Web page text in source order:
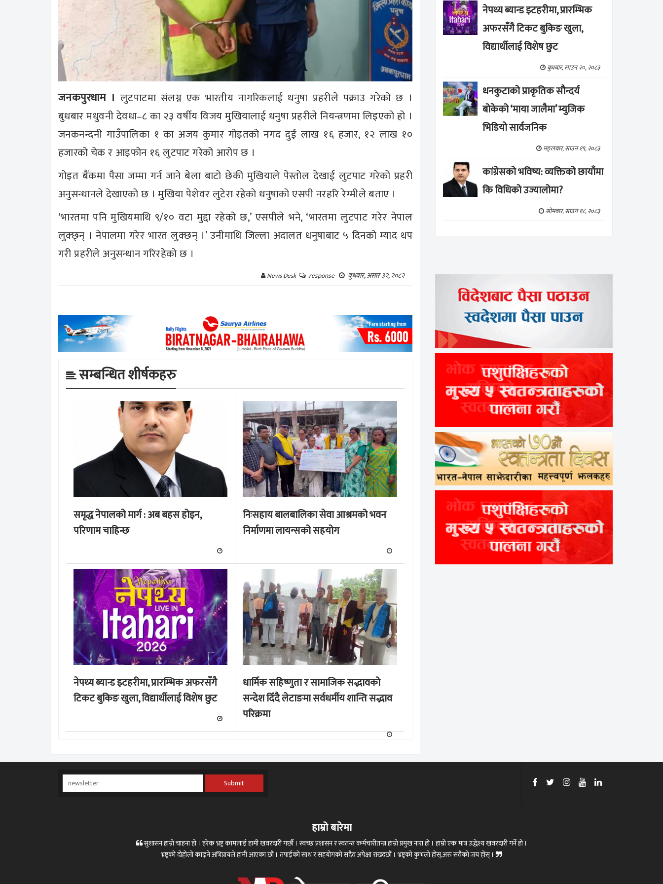
जनकपुरधाम । लुटपाटमा संलग्न एक भारतीय नागरिकलाई धनुषा प्रहरीले पक्राउ गरेको छ ।
बुधबार मधुवनी देवधा–८ का २३ वर्षीय विजय मुखियालाई धनुषा प्रहरीले नियन्त्रणमा लिइएको हो ।
जनकनन्दनी गाउँपालिका १ का अजय कुमार गोइतको नगद दुई लाख १६ हजार, १२ लाख १०
हजारको चेक र आइफोन १६ लुटपाट गरेको आरोप छ ।
गोइत बैंकमा पैसा जम्मा गर्न जाने बेला बाटो छेकी मुखियाले पेस्तोल देखाई लुटपाट गरेको प्रहरी
अनुसन्धानले देखाएको छ । मुखिया पेशेवर लुटेरा रहेको धनुषाको एसपी नरहरि रेग्मीले बताए ।
‘भारतमा पनि मुखियमाथि ९/१० वटा मुद्दा रहेको छ,’ एसपीले भने, ‘भारतमा लुटपाट गरेर नेपाल
लुक्छ्न् । नेपालमा गरेर भारत लुक्छन् ।’ उनीमाथि जिल्ला अदालत धनुषाबाट ५ दिनको म्याद थप
गरी प्रहरीले अनुसन्धान गरिरहेको छ ।
News Desk response बुधबार, असार ३२, २०८२
सम्बन्धित शीर्षकहरु
समृद्ध नेपालको मार्ग : अब बहस होइन,
परिणाम चाहिन्छ
निःसहाय बालबालिका सेवा आश्रमको भवन
निर्माणमा लायन्सको सहयोग
नेपथ्य ब्यान्ड इटहरीमा, प्रारम्भिक अफरसँगै
टिकट बुकिङ खुला, विद्यार्थीलाई विशेष छुट
धार्मिक सहिष्णुता र सामाजिक सद्भावको
सन्देश दिँदै लेटाङमा सर्वधर्मीय शान्ति सद्भाव
परिक्रमा
नेपथ्य ब्यान्ड इटहरीमा, प्रारम्भिक
अफरसँगै टिकट बुकिङ खुला,
विद्यार्थीलाई विशेष छुट
बुधबार, साउन २०, २०८३
धनकुटाको प्राकृतिक सौन्दर्य
बोकेको ‘माया जालैमा’ म्युजिक
भिडियो सार्वजनिक
मङ्लबार, साउन १९, २०८३
कांग्रेसको भविष्य: व्यक्तिको छायाँमा
कि विधिको उज्यालोमा?
सोमवार, साउन १८, २०८३
Submit
हाम्रो बारेमा
सुशासन हाम्रो चाहना हो । हरेक भ्रष्ट्र कामलाई हामी खवरदारी गर्छौ । स्वच्छ प्रशासन र स्वतन्त्र कर्मचारीतन्त्र हाम्रो प्रमुख नारा हो । हाम्रो एक मात्र उद्धेश्य खवरदारी गर्ने हो ।
भ्रष्ट्रको दोहोलो काढ्ने अभिप्रायले हामी आएका छौं । तपाईको साथ र सहयोगको सदैव अपेक्षा राख्दछौं । भ्रष्ट्रको कुभलो होस्,अरु सवैको जय होस् ।